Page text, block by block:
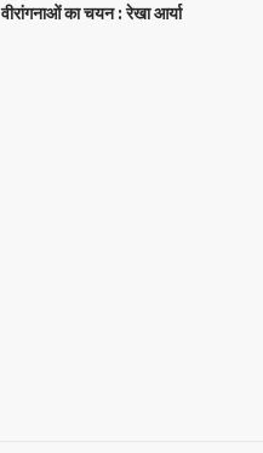
वीरांगनाओं का चयन : रेखा आर्या